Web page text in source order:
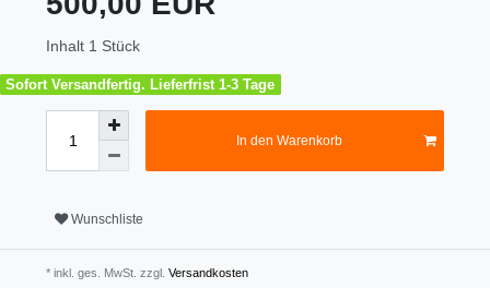
Inhalt 1 Stück
Sofort Versandfertig. Lieferfrist 1-3 Tage
In den Warenkorb
Wunschliste
* inkl. ges. MwSt. zzgl. Versandkosten